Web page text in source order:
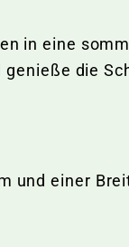
in eine
die
und einer